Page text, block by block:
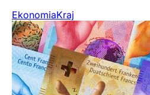
EkonomiaKraj